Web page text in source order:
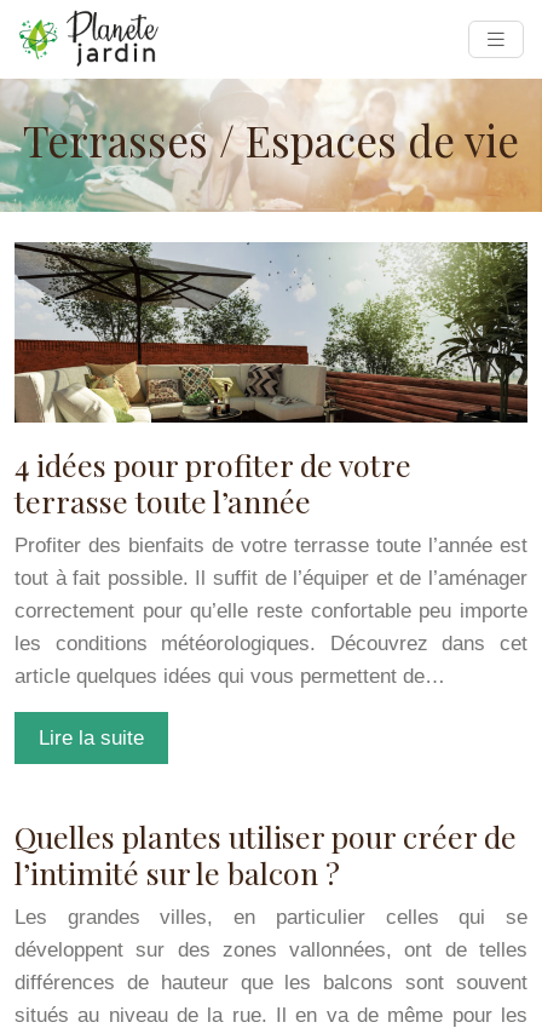
Terrasses / Espaces de vie
4 idées pour profiter de votre
terrasse toute l’année
Profiter des bienfaits de votre terrasse toute l’année est
tout à fait possible. Il suffit de l’équiper et de l’aménager
correctement pour qu’elle reste confortable peu importe
les conditions météorologiques. Découvrez dans cet
article quelques idées qui vous permettent de…
Lire la suite
Quelles plantes utiliser pour créer de
l’intimité sur le balcon ?
Les grandes villes, en particulier celles qui se
développent sur des zones vallonnées, ont de telles
différences de hauteur que les balcons sont souvent
situés au niveau de la rue. Il en va de même pour les